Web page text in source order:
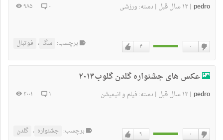
pedro
|۱۳ سال قبل | دسته: ورزشی ۰ ۹۸۵
۴ ۰ برچسب: سگ ، فوتبال
عکس های جشنواره گلدن گلوب۲۰۱۳
pedro
|۱۳ سال قبل | دسته: فیلم و انیمیشن ۱ ۲۰۰۱
۹ ۰ برچسب: جشنواره ، گلدن